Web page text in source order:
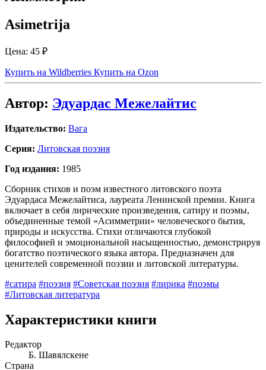
Asimetrija
Цена: 45 ₽
Купить на Wildberries Купить на Ozon
Автор: Эдуардас Межелайтис
Издательство: Вага
Серия: Литовская поэзия
Год издания: 1985
Сборник стихов и поэм известного литовского поэта
Эдуардаса Межелайтиса, лауреата Ленинской премии. Книга
включает в себя лирические произведения, сатиру и поэмы,
объединенные темой «Асимметрии» человеческого бытия,
природы и искусства. Стихи отличаются глубокой
философией и эмоциональной насыщенностью, демонстрируя
богатство поэтического языка автора. Предназначен для
ценителей современной поэзии и литовской литературы.
#сатира #поэзия #Советская поэзия #лирика #поэмы
#Литовская литература
Характеристики книги
Редактор
Б. Шавялскене
Страна